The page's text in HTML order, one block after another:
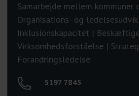
Samarbejde mellem kommuner
Organisations- og
Inklusionskapacitet |
Virksomhedsforståelse |
Forandringsledelse
5197 7845